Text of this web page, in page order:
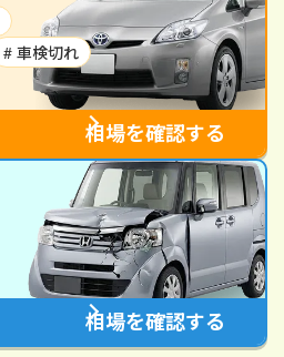
# 車検切れ
相場を確認する
相場を確認する